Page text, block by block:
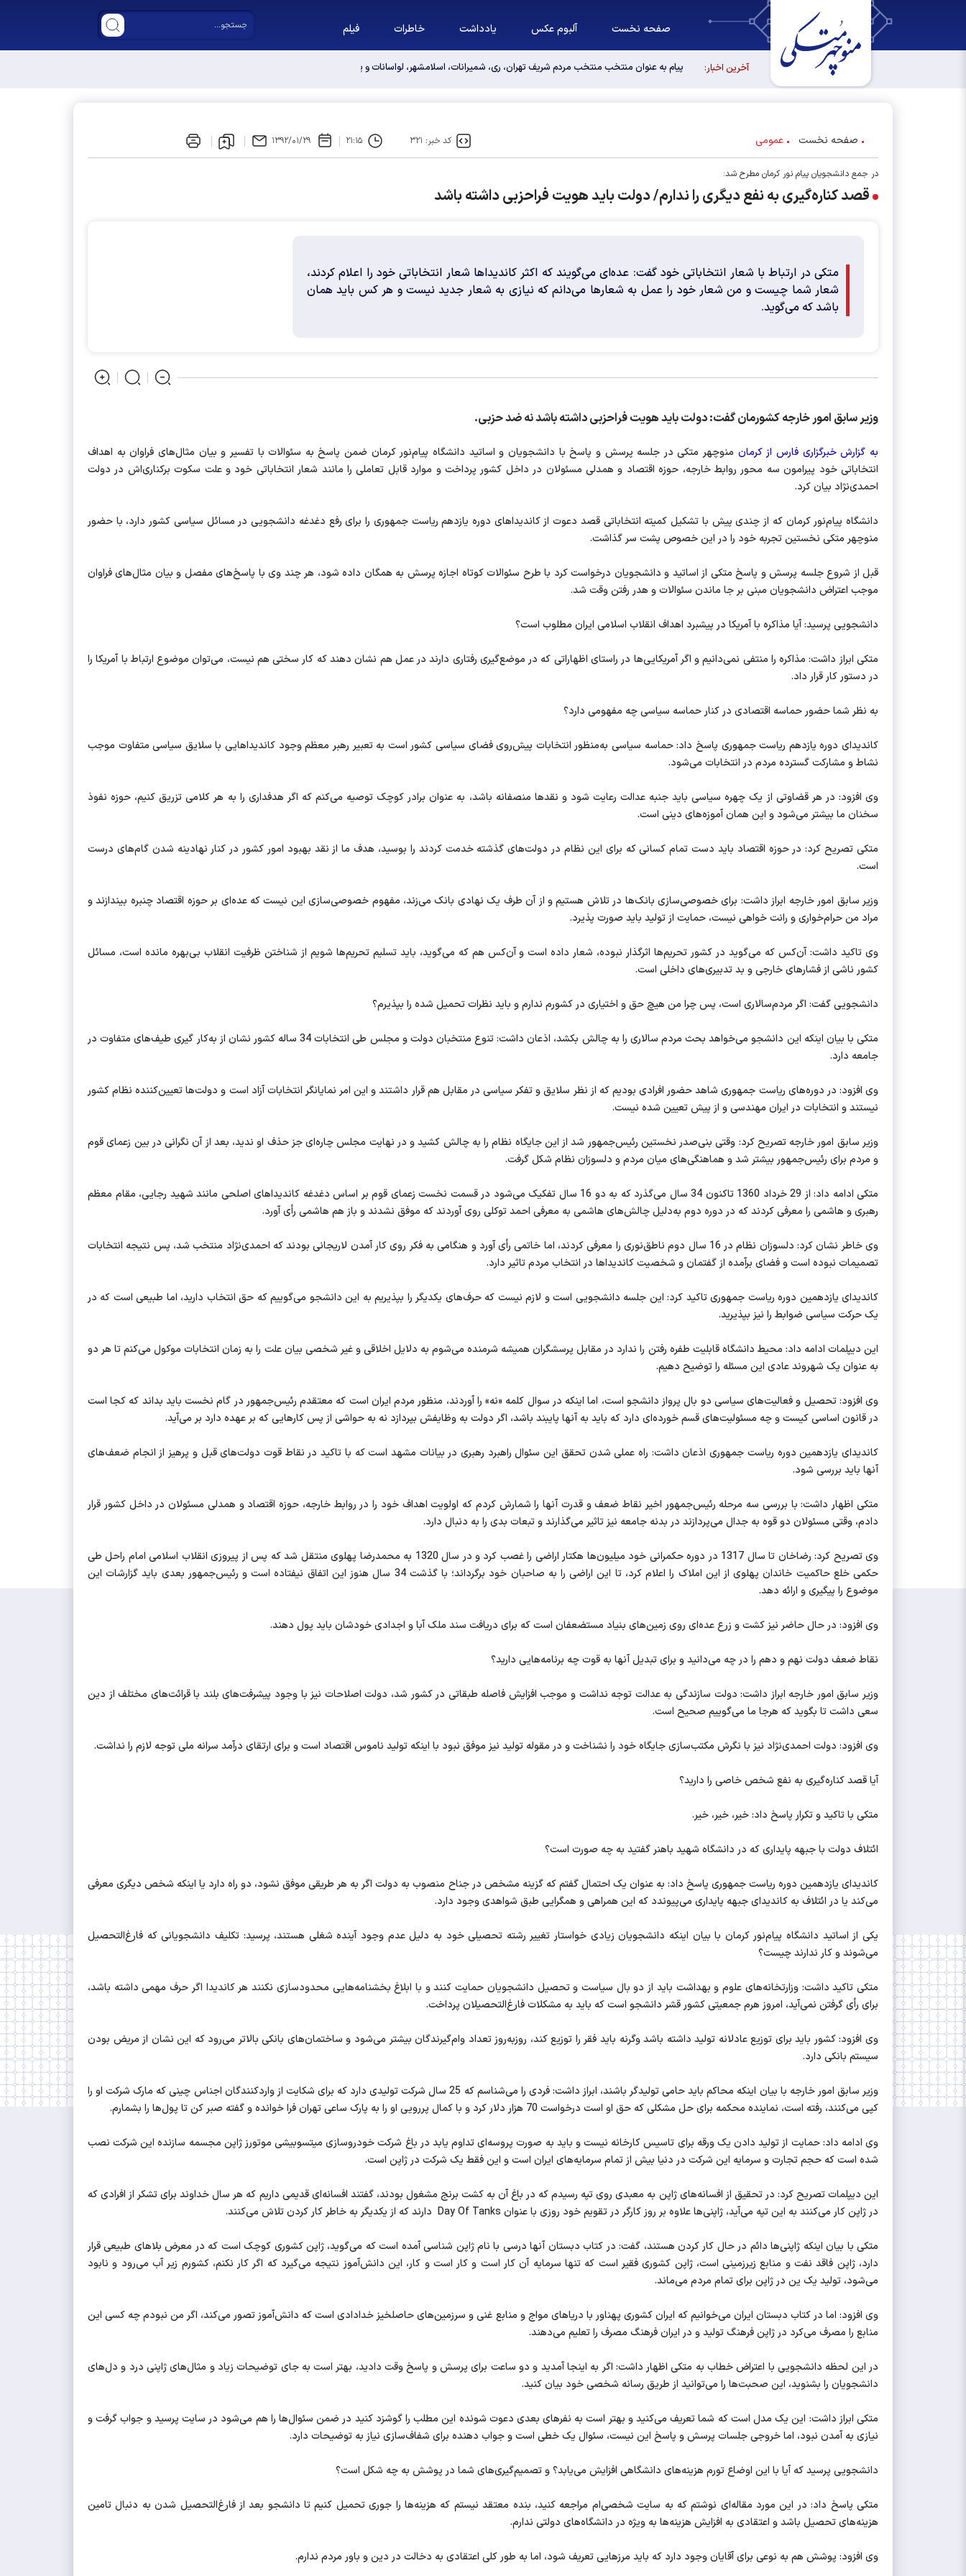
صفحه نخست آلبوم عکس یادداشت خاطرات فیلم
آخرین اخبار: پیام به عنوان منتخب منتخب مردم شریف تهران، ری، شمیرانات، اسلامشهر، لواسانات و پردیس در مجلس دوازدهم
صفحه نخست عمومی کد خبر: ۳۲۱ ۲۱:۱۵ ۱۳۹۲/۰۱/۲۹
در جمع دانشجویان پیام نور کرمان مطرح شد:
قصد کناره‌گیری به نفع دیگری را ندارم/ دولت باید هویت فراحزبی داشته باشد
متکی در ارتباط با شعار انتخاباتی خود گفت: عده‌ای می‌گویند که اکثر کاندیداها شعار انتخاباتی خود را اعلام کردند،
شعار شما چیست و من شعار خود را عمل به شعارها می‌دانم که نیازی به شعار جدید نیست و هر کس باید همان
باشد که می‌گوید.
وزیر سابق امور خارجه کشورمان گفت: دولت باید هویت فراحزبی داشته باشد نه ضد حزبی.
به گزارش خبرگزاری فارس از کرمان منوچهر متکی در جلسه پرسش و پاسخ با دانشجویان و اساتید دانشگاه پیام‌نور کرمان ضمن پاسخ به سئوالات با تفسیر و بیان مثال‌های فراوان به اهداف
انتخاباتی خود پیرامون سه محور روابط خارجه، حوزه اقتصاد و همدلی مسئولان در داخل کشور پرداخت و موارد قابل تعاملی را مانند شعار انتخاباتی خود و علت سکوت برکناری‌اش در دولت
احمدی‌نژاد بیان کرد.
دانشگاه پیام‌نور کرمان که از چندی پیش با تشکیل کمیته انتخاباتی قصد دعوت از کاندیداهای دوره یازدهم ریاست جمهوری را برای رفع دغدغه دانشجویی در مسائل سیاسی کشور دارد، با حضور
منوچهر متکی نخستین تجربه خود را در این خصوص پشت سر گذاشت.
قبل از شروع جلسه پرسش و پاسخ متکی از اساتید و دانشجویان درخواست کرد با طرح سئوالات کوتاه اجازه پرسش به همگان داده شود، هر چند وی با پاسخ‌های مفصل و بیان مثال‌های فراوان
موجب اعتراض دانشجویان مبنی بر جا ماندن سئوالات و هدر رفتن وقت شد.
دانشجویی پرسید: آیا مذاکره با آمریکا در پیشبرد اهداف انقلاب اسلامی ایران مطلوب است؟
متکی ابراز داشت: مذاکره را منتفی نمی‌دانیم و اگر آمریکایی‌ها در راستای اظهاراتی که در موضع‌گیری رفتاری دارند در عمل هم نشان دهند که کار سختی هم نیست، می‌توان موضوع ارتباط با آمریکا را
در دستور کار قرار داد.
به نظر شما حضور حماسه اقتصادی در کنار حماسه سیاسی چه مفهومی دارد؟
کاندیدای دوره یازدهم ریاست جمهوری پاسخ داد: حماسه سیاسی به‌منظور انتخابات پیش‌روی فضای سیاسی کشور است به تعبیر رهبر معظم وجود کاندیداهایی با سلایق سیاسی متفاوت موجب
نشاط و مشارکت گسترده مردم در انتخابات می‌شود.
وی افزود: در هر قضاوتی از یک چهره سیاسی باید جنبه عدالت رعایت شود و نقدها منصفانه باشد، به‌ عنوان برادر کوچک توصیه می‌کنم که اگر هدفداری را به هر کلامی تزریق کنیم، حوزه نفوذ
سخنان ما بیشتر می‌شود و این همان آموزه‌های دینی است.
متکی تصریح کرد: در حوزه اقتصاد باید دست تمام کسانی که برای این نظام در دولت‌های گذشته خدمت کردند را بوسید، هدف ما از نقد بهبود امور کشور در کنار نهادینه شدن گام‌های درست
است.
وزیر سابق امور خارجه ابراز داشت: برای خصوصی‌سازی بانک‌ها در تلاش هستیم و از آن طرف یک نهادی بانک می‌زند، مفهوم خصوصی‌سازی این نیست که عده‌ای بر حوزه اقتصاد چنبره بیندازند و
مراد من حرام‌خواری و رانت‌ خواهی نیست، حمایت از تولید باید صورت پذیرد.
وی تاکید داشت: آن‌کس که می‌گوید در کشور تحریم‌ها اثرگذار نبوده، شعار داده است و آن‌کس هم که می‌گوید، باید تسلیم تحریم‌ها شویم از شناختن ظرفیت انقلاب بی‌بهره مانده است، مسائل
کشور ناشی از فشارهای خارجی و بد تدبیری‌های داخلی است.
دانشجویی گفت: اگر مردم‌سالاری است، پس چرا من هیچ حق و اختیاری در کشورم ندارم و باید نظرات تحمیل شده را بپذیرم؟
متکی با بیان اینکه این دانشجو می‌خواهد بحث مردم سالاری را به چالش بکشد، اذعان داشت: تنوع منتخبان دولت و مجلس طی انتخابات 34 ساله کشور نشان از به‌کار گیری طیف‌های متفاوت در
جامعه دارد.
وی افزود: در دوره‌های ریاست جمهوری شاهد حضور افرادی بودیم که از نظر سلایق و تفکر سیاسی در مقابل هم قرار داشتند و این امر نمایانگر انتخابات آزاد است و دولت‌ها تعیین‌کننده نظام کشور
نیستند و انتخابات در ایران مهندسی و از پیش تعیین شده نیست.
وزیر سابق امور خارجه تصریح کرد: وقتی بنی‌صدر نخستین رئیس‌جمهور شد از این جایگاه نظام را به چالش کشید و در نهایت مجلس چاره‌ای جز حذف او ندید، بعد از آن نگرانی در بین زعمای قوم
و مردم برای رئیس‌جمهور بیشتر شد و هماهنگی‌های میان مردم و دلسوزان نظام شکل گرفت.
متکی ادامه داد: از 29 خرداد 1360 تاکنون 34 سال می‌گذرد که به دو 16 سال تفکیک می‌شود در قسمت نخست زعمای قوم بر اساس دغدغه کاندیداهای اصلحی مانند شهید رجایی، مقام معظم
رهبری و هاشمی را معرفی کردند که در دوره دوم به‌دلیل چالش‌های هاشمی به معرفی احمد توکلی روی آوردند که موفق نشدند و باز هم هاشمی رأی آورد.
وی خاطر نشان کرد: دلسوزان نظام در 16 سال دوم ناطق‌نوری را معرفی کردند، اما خاتمی رأی آورد و هنگامی به فکر روی کار آمدن لاریجانی بودند که احمدی‌نژاد منتخب شد، پس نتیجه انتخابات
تصمیمات نبوده است و فضای برآمده از گفتمان و شخصیت کاندیداها در انتخاب مردم تاثیر دارد.
کاندیدای یازدهمین دوره ریاست جمهوری تاکید کرد: این جلسه دانشجویی است و لازم نیست که حرف‌های یکدیگر را بپذیریم به این دانشجو می‌گوییم که حق انتخاب دارید، اما طبیعی است که در
یک حرکت سیاسی ضوابط را نیز بپذیرید.
این دیپلمات ادامه داد: محیط دانشگاه قابلیت طفره رفتن را ندارد در مقابل پرسشگران همیشه شرمنده می‌شوم به ‌دلایل اخلاقی و غیر شخصی بیان علت را به زمان انتخابات موکول می‌کنم تا هر دو
به ‌عنوان یک ‌شهروند عادی این مسئله را توضیح دهیم.
وی افزود: تحصیل و فعالیت‌های سیاسی دو بال پرواز دانشجو است، اما اینکه در سوال کلمه «نه» را آوردند، منظور مردم ایران است که معتقدم رئیس‌جمهور در گام نخست باید بداند که کجا است
در قانون اساسی کیست و چه مسئولیت‌های قسم خورده‌ای دارد که باید به ‌آنها پایبند باشد، اگر دولت به وظایفش بپردازد نه به حواشی از پس کارهایی که بر عهده دارد بر می‌آید.
کاندیدای یازدهمین دوره ریاست جمهوری اذعان داشت: راه عملی شدن تحقق این سئوال راهبرد رهبری در بیانات مشهد است که با تاکید در نقاط قوت دولت‌های قبل و پرهیز از انجام ضعف‌های
آنها باید بررسی شود.
متکی اظهار داشت: با بررسی سه مرحله رئیس‌جمهور اخیر نقاط ضعف و قدرت آنها را شمارش کردم که اولویت اهداف خود را در روابط خارجه، حوزه اقتصاد و همدلی مسئولان در داخل کشور قرار
دادم، وقتی مسئولان دو قوه به جدال می‌پردازند در بدنه جامعه نیز تاثیر می‌گذارند و تبعات بدی را به دنبال دارد.
وی تصریح کرد: رضاخان تا سال 1317 در دوره حکمرانی خود میلیون‌ها هکتار اراضی را غصب کرد و در سال 1320 به محمدرضا پهلوی منتقل شد که پس از پیروزی انقلاب اسلامی امام راحل طی
حکمی خلع حاکمیت خاندان پهلوی از این املاک را اعلام کرد، تا این اراضی را به صاحبان خود برگرداند؛ با گذشت 34 سال هنوز این اتفاق نیفتاده است و رئیس‌جمهور بعدی باید گزارشات این
موضوع را پیگیری و ارائه دهد.
وی افزود: در حال حاضر نیز کشت و زرع عده‌ای روی زمین‌های بنیاد مستضعفان است که برای دریافت سند ملک آبا و اجدادی خودشان باید پول دهند.
نقاط ضعف دولت نهم و دهم را در چه می‌دانید و برای تبدیل آنها به قوت چه برنامه‌هایی دارید؟
وزیر سابق امور خارجه ابراز داشت: دولت سازندگی به عدالت توجه نداشت و موجب افزایش فاصله طبقاتی در کشور شد، دولت اصلاحات نیز با وجود پیشرفت‌های بلند با قرائت‌های مختلف از دین
سعی داشت تا بگوید که هرجا ما می‌گوییم صحیح است.
وی افزود: دولت احمدی‌نژاد نیز با نگرش مکتب‌سازی جایگاه خود را نشناخت و در مقوله تولید نیز موفق نبود با اینکه تولید ناموس اقتصاد است و برای ارتقای درآمد سرانه ملی توجه لازم را نداشت.
آیا قصد کناره‌گیری به نفع شخص خاصی را دارید؟
متکی با تاکید و تکرار پاسخ داد: خیر، خیر، خیر.
ائتلاف دولت با جبهه پایداری که در دانشگاه شهید باهنر گفتید به چه صورت است؟
کاندیدای یازدهمین دوره ریاست جمهوری پاسخ داد: به عنوان یک احتمال گفتم که گزینه مشخص در جناح منصوب به دولت اگر به هر طریقی موفق نشود، دو راه دارد یا اینکه شخص دیگری معرفی
می‌کند یا در ائتلاف به کاندیدای جبهه پایداری می‌پیوندد که این همراهی و همگرایی طبق شواهدی وجود دارد.
یکی از اساتید دانشگاه پیام‌نور کرمان با بیان اینکه دانشجویان زیادی خواستار تغییر رشته تحصیلی خود به دلیل عدم وجود آینده شغلی هستند، پرسید: تکلیف دانشجویانی که فارغ‌التحصیل
می‌شوند و کار ندارند چیست؟
متکی تاکید داشت: وزارتخانه‌های علوم و بهداشت باید از دو بال سیاست و تحصیل دانشجویان حمایت کنند و با ابلاغ بخشنامه‌هایی محدودسازی نکنند هر کاندیدا اگر حرف مهمی داشته باشد،
برای رأی گرفتن نمی‌آید، امروز هرم جمعیتی کشور قشر دانشجو است که باید به مشکلات فارغ‌التحصیلان پرداخت.
وی افزود: کشور باید برای توزیع عادلانه تولید داشته باشد وگرنه باید فقر را توزیع کند، روزبه‌روز تعداد وام‌گیرندگان بیشتر می‌شود و ساختمان‌های بانکی بالاتر می‌رود که این نشان از مریض بودن
سیستم بانکی دارد.
وزیر سابق امور خارجه با بیان اینکه محاکم باید حامی تولیدگر باشند، ابراز داشت: فردی را می‌شناسم که 25 سال شرکت تولیدی دارد که برای شکایت از وارد‌کنندگان اجناس چینی که مارک شرکت او را
کپی می‌کنند، رفته‌ است، نماینده محکمه برای حل مشکلی که حق او است درخواست 70 هزار دلار کرد و با کمال پر‌رویی او را به پارک ساعی تهران فرا خوانده و گفته صبر کن تا پول‌ها را بشمارم.
وی ادامه داد: حمایت از تولید دادن یک ورقه برای تاسیس کارخانه نیست و باید به صورت پروسه‌ای تداوم یابد در باغ شرکت خودروسازی میتسوبیشی موتورز ژاپن مجسمه سازنده این شرکت نصب
شده است که حجم تجارت و سرمایه این شرکت در دنیا بیش از تمام سرمایه‌های ایران است و این فقط یک شرکت در ژاپن است.
این دیپلمات تصریح کرد: در تحقیق از افسانه‌های ژاپن به معبدی روی تپه‌ رسیدم که در باغ آن به کشت برنج مشغول بودند، گفتند افسانه‌ای قدیمی داریم که هر سال خداوند برای تشکر از افرادی که
در ژاپن کار می‌کنند به این تپه می‌آید، ژاپنی‌ها علاوه بر روز کارگر در تقویم خود روزی با عنوان Day Of Tanks دارند که از یکدیگر به خاطر کار کردن تلاش می‌کنند.
متکی با بیان اینکه ژاپنی‌ها دائم در حال کار کردن هستند، گفت: در کتاب دبستان آنها درسی با نام ژاپن شناسی آمده است که می‌گوید، ژاپن کشوری کوچک است که در معرض بلاهای طبیعی قرار
دارد، ژاپن فاقد نفت و منابع زیرزمینی است، ژاپن کشوری فقیر است که تنها سرمایه آن کار است و کار است و کار، این دانش‌آموز نتیجه می‌گیرد که اگر کار نکنم، کشورم زیر آب می‌رود و نابود
می‌شود، تولید یک ین در ژاپن برای تمام مردم می‌ماند.
وی افزود: اما در کتاب دبستان ایران می‌خوانیم که ایران کشوری پهناور با دریاهای مواج و منابع غنی و سرزمین‌های حاصلخیز خدادادی است که دانش‌آموز تصور می‌کند، اگر من نبودم چه کسی این‌
منابع را مصرف می‌کرد در ژاپن فرهنگ تولید و در ایران فرهنگ مصرف را تعلیم می‌دهند.
در این لحظه دانشجویی با اعتراض خطاب به متکی اظهار داشت: اگر به اینجا آمدید و دو ساعت برای پرسش و پاسخ وقت دادید، بهتر است به جای توضیحات زیاد و مثال‌های ژاپنی درد و دل‌های
دانشجویان را بشنوید، این صحبت‌ها را می‌توانید از طریق رسانه شخصی خود بیان کنید.
متکی ابراز داشت: این یک مدل است که شما تعریف می‌کنید و بهتر است به نفرهای بعدی دعوت شونده این مطلب را گوشزد کنید در ضمن سئوال‌ها را هم می‌شود در سایت پرسید و جواب گرفت و
نیازی به آمدن نبود، اما خروجی جلسات پرسش و پاسخ این نیست، سئوال یک خطی است و جواب دهنده برای شفاف‌سازی نیاز به توضیحات دارد.
دانشجویی پرسید که آیا با این اوضاع تورم هزینه‌های دانشگاهی افزایش می‌یابد؟ و تصمیم‌گیری‌های شما در پوشش به چه شکل است؟
متکی پاسخ داد: در این مورد مقاله‌ای نوشتم که به سایت شخصی‌ام مراجعه کنید، بنده معتقد نیستم که هزینه‌ها را جوری تحمیل کنیم تا دانشجو بعد از فارغ‌التحصیل شدن به دنبال تامین
هزینه‌های تحصیل باشد و اعتقادی به افزایش هزینه‌‌ها به ویژه در دانشگاه‌های دولتی ندارم.
وی افزود: پوشش هم به نوعی برای آقایان وجود دارد که باید مرزهایی تعریف شود، اما به طور کلی اعتقادی به دخالت در دین و باور مردم ندارم.